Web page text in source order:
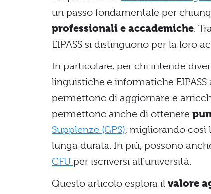
un passo fondamentale per
professionali e accademiche.
EIPASS si distinguono per la loro
In particolare, per chi intende
linguistiche e informatiche
permettono di aggiornare e
permettono anche di ottenere
Supplenze (GPS), migliorando così
lunga durata. In più, possono
CFU per iscriversi all’università.
Questo articolo esplora il valore